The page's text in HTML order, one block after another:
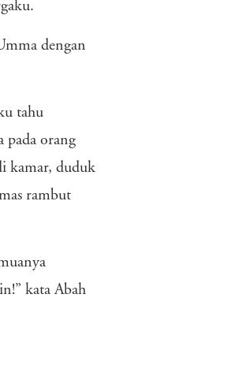
dengan
tahu
pada orang
kamar, duduk
rambut
kata Abah